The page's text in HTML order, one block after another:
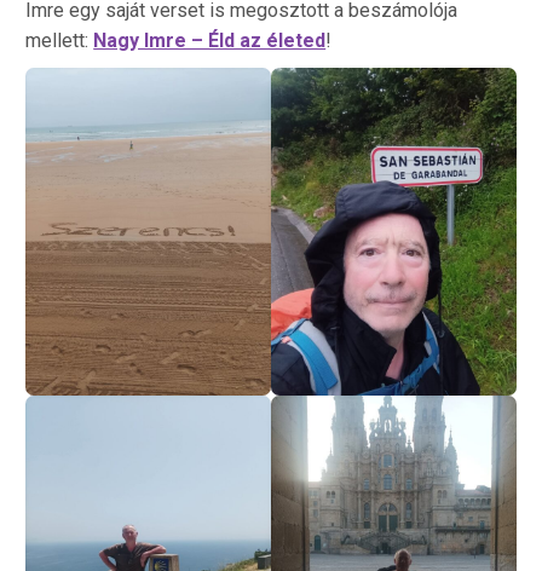
Imre egy saját verset is megosztott a beszámolója
mellett: Nagy Imre – Éld az életed!